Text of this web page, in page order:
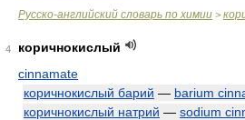
Русско-английский словарь по химии >
4
коричнокислый
cinnamate
коричнокислый барий — barium
коричнокислый натрий — sodium